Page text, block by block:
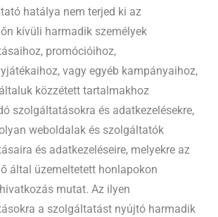
hatálya nem terjed ki az
kívüli harmadik személyek
promócióihoz,
vagy egyéb kampányaihoz,
közzétett tartalmakhoz
szolgáltatásokra és adatkezelésekre,
weboldalak és szolgáltatók
és adatkezeléseire, melyekre az
által üzemeltetett honlapokon
mutat. Az ilyen
a szolgáltatást nyújtó harmadik